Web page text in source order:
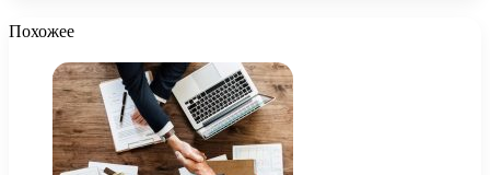
Похожее